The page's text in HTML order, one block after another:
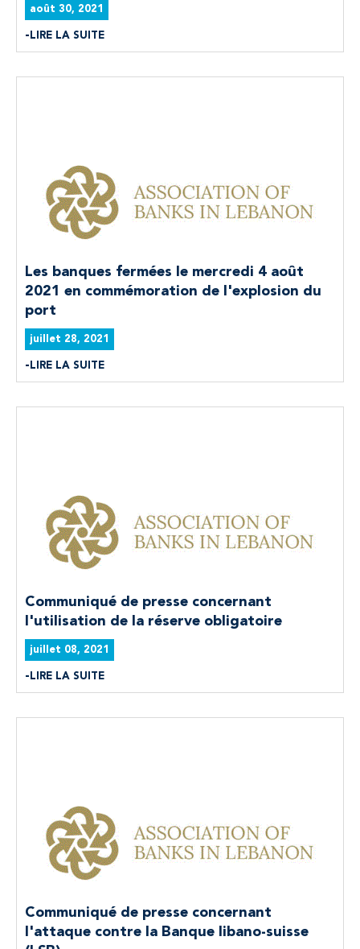
août 30, 2021
LIRE LA SUITE
Les banques fermées le mercredi 4 août
2021 en commémoration de l'explosion du
port
juillet 28, 2021
LIRE LA SUITE
Communiqué de presse concernant
l'utilisation de la réserve obligatoire
juillet 08, 2021
LIRE LA SUITE
Communiqué de presse concernant
l'attaque contre la Banque libano-suisse